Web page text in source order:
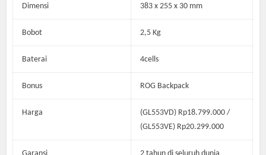
Dimensi 383 x 255 x 30 mm
Bobot 2,5 Kg
Baterai 4cells
Bonus ROG Backpack
Harga
(GL553VD) Rp18.799.000 /
(GL553VE) Rp20.299.000